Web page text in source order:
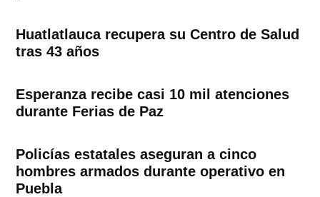
Huatlatlauca recupera su Centro de Salud
tras 43 años
Esperanza recibe casi 10 mil atenciones
durante Ferias de Paz
Policías estatales aseguran a cinco
hombres armados durante operativo en
Puebla